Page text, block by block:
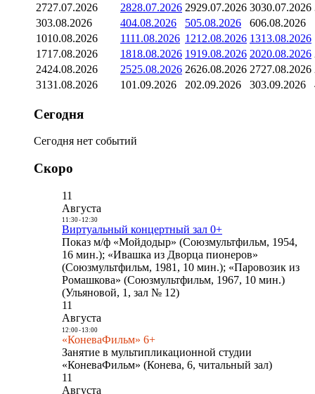
2727.07.2026 2828.07.2026 2929.07.2026 3030.07.2026
303.08.2026 404.08.2026 505.08.2026 606.08.2026
1010.08.2026 1111.08.2026 1212.08.2026 1313.08.2026
1717.08.2026 1818.08.2026 1919.08.2026 2020.08.2026
2424.08.2026 2525.08.2026 2626.08.2026 2727.08.2026
3131.08.2026 101.09.2026 202.09.2026 303.09.2026
Сегодня
Сегодня нет событий
Скоро
11
Августа
11:30- 12:30
Виртуальный концертный зал 0+
Показ м/ф «Мойдодыр» (Союзмультфильм, 1954,
16 мин.); «Ивашка из Дворца пионеров»
(Союзмультфильм, 1981, 10 мин.); «Паровозик из
Ромашкова» (Союзмультфильм, 1967, 10 мин.)
(Ульяновой, 1, зал № 12)
11
Августа
12:00- 13:00
«КоневаФильм» 6+
Занятие в мультипликационной студии
«КоневаФильм» (Конева, 6, читальный зал)
11
Августа